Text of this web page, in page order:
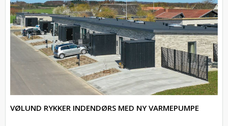
VØLUND RYKKER INDENDØRS MED NY VARMEPUMPE